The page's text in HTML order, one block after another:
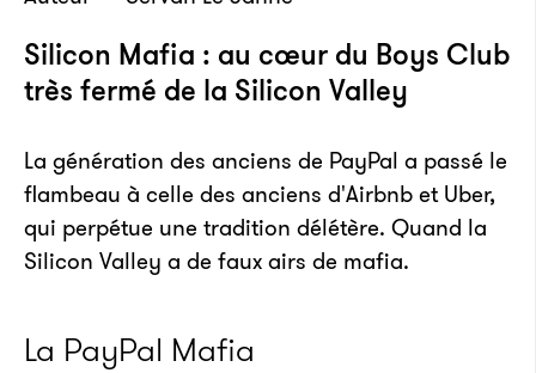
Silicon Mafia : au cœur du Boys Club
très fermé de la Silicon Valley
La génération des anciens de PayPal a passé le
flambeau à celle des anciens d'Airbnb et Uber,
qui perpétue une tradition délétère. Quand la
Silicon Valley a de faux airs de mafia.
La PayPal Mafia